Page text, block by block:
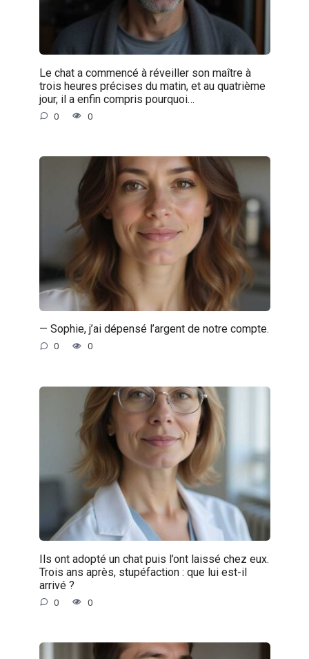
Le chat a commencé à réveiller son maître à
trois heures précises du matin, et au quatrième
jour, il a enfin compris pourquoi…
0 0
— Sophie, j’ai dépensé l’argent de notre compte.
0 0
Ils ont adopté un chat puis l’ont laissé chez eux.
Trois ans après, stupéfaction : que lui est-il
arrivé ?
0 0